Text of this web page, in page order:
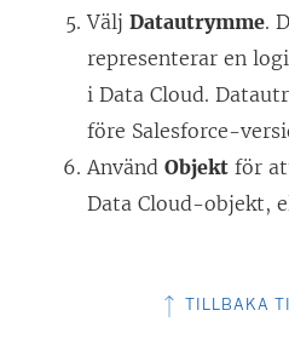
Välj Datautrymme.
representerar en
i Data Cloud.
före Salesforce-
Använd Objekt för
Data Cloud-objekt,
TILLBAKA